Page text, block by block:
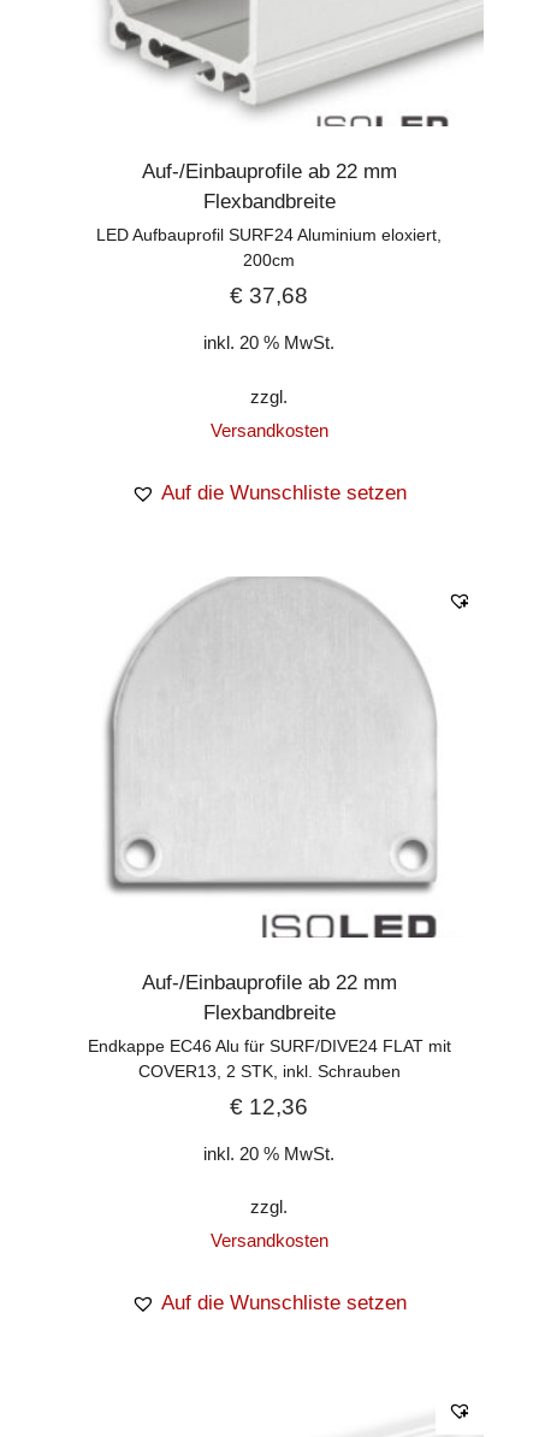
Auf-/Einbauprofile ab 22 mm
Flexbandbreite
LED Aufbauprofil SURF24 Aluminium eloxiert,
200cm
€ 37,68
inkl. 20 % MwSt.
zzgl.
Versandkosten
Auf die Wunschliste setzen
Auf-/Einbauprofile ab 22 mm
Flexbandbreite
Endkappe EC46 Alu für SURF/DIVE24 FLAT mit
COVER13, 2 STK, inkl. Schrauben
€ 12,36
inkl. 20 % MwSt.
zzgl.
Versandkosten
Auf die Wunschliste setzen